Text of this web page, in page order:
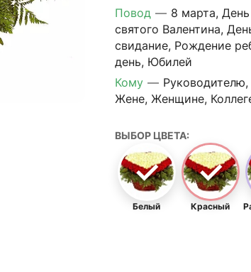
Повод — 8 марта,
святого Валентина,
свидание, Рождение
день, Юбилей
Кому —
Жене, Женщине,
ВЫБОР ЦВЕТА:
Белый Красный